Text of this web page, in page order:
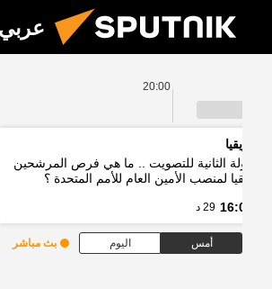
عربي
20:00
افريقيا
الجولة الثانية للتصويت .. ما هي فرص المرشحين
لمنصب الأمين العام للأمم المتحدة ؟
16:03 29 د
أمس اليوم بث مباشر